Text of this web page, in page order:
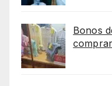
Bonos